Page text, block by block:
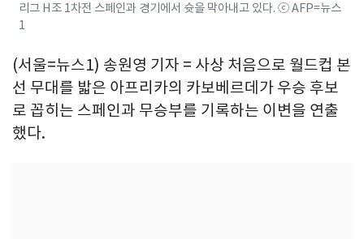
리그 H조 1차전 스페인과 경기에서 슛을 막아내고 있다. ⓒ AFP=뉴스
1
(서울=뉴스1) 송원영 기자 = 사상 처음으로 월드컵 본
선 무대를 밟은 아프리카의 카보베르데가 우승 후보
로 꼽히는 스페인과 무승부를 기록하는 이변을 연출
했다.